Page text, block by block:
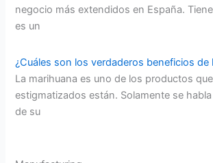
negocio más extendidos en España.
es un
¿Cuáles son los verdaderos beneficios de
La marihuana es uno de los productos
estigmatizados están. Solamente se
de su